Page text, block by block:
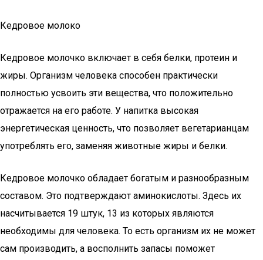
Кедровое молоко
Кедровое молочко включает в себя белки, протеин и
жиры. Организм человека способен практически
полностью усвоить эти вещества, что положительно
отражается на его работе. У напитка высокая
энергетическая ценность, что позволяет вегетарианцам
употреблять его, заменяя животные жиры и белки.
Кедровое молочко обладает богатым и разнообразным
составом. Это подтверждают аминокислоты. Здесь их
насчитывается 19 штук, 13 из которых являются
необходимы для человека. То есть организм их не может
сам производить, а восполнить запасы поможет